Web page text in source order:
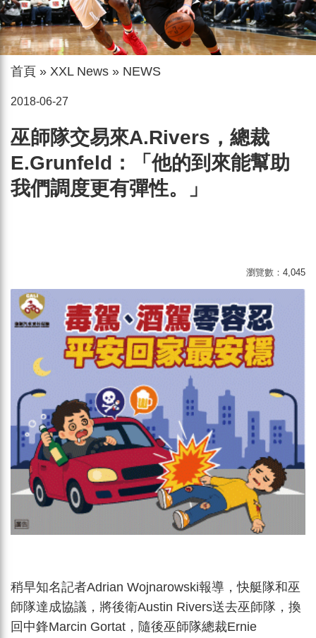
首頁 » XXL News » NEWS
2018-06-27
巫師隊交易來A.Rivers，總裁
E.Grunfeld：「他的到來能幫助
我們調度更有彈性。」
瀏覽數： 4,045
稍早知名記者Adrian Wojnarowski報導，快艇隊和巫
師隊達成協議，將後衛Austin Rivers送去巫師隊，換
回中鋒Marcin Gortat，隨後巫師隊總裁Ernie